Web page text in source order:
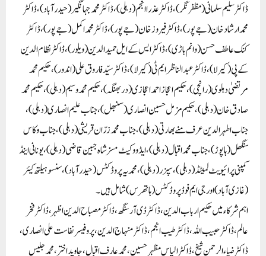
ڈاکٹر سلیم سلمانی (مظفرنگر)، ڈاکٹر عذرا انجم (دہلی)، ڈاکٹر محمد جہانگیر (حیدرآباد)، ڈاکٹر
محمد ارشاد خان (جے پور)، ڈاکٹر فیروز خان (جے پور)، ڈاکٹر محمد اکمل (جے پور)، ڈاکٹر
کنک عاطف حسن (وانم باڑی)، ڈاکٹر ایس کے ایل حمیدالدین (ویلور)، ڈاکٹر نظام الدین
کے پی (کیرلا)، ڈاکٹر عبدالناظر ایم ٹی (کیرلا)، ڈاکٹر سیّد فاروق علی (اندور)، حکیم محمد
مرتضیٰ دہلوی (رانچی)، حکیم اعجاز احمد اعجازی (دربھنگہ)، حکیم محمد وسیم (دہلی)، حکیم محمد
صادق خان (دہلی)، حکیم مزمل حسین انصاری (سنبھل)، جناب علیم انصاری (دہلی)،
جناب اطہرالدین عرف منے بھارتی (دہلی)، جناب محمد زرّان قریشی (دہلی)، جناب وکاس
سنگھل (ہاپوڑ)، جناب محمد اقبال (دہلی)، ایڈووکیٹ مسز شاہ جبین قاضی (دہلی)، یونانی اینڈ
کمپنی پرائیویٹ لمیٹڈ (دہلی)، سپزر (دہلی)، محمدیہ پروڈکٹس (حیدرآباد)، سنسو ہیلتھ کیئر
(غازی آباد) اور جی ایم فوڈ پروڈکٹس (ہاتھرس) شامل ہیں۔
اہم شرکاءمیں حکیم ارباب الدین، ڈاکٹر ڈی آر سنگھ، ڈاکٹر مصباح الدین اظہر، ڈاکٹر فخر
عالم، ڈاکٹر حبیب اللہ، ڈاکٹر طیب انجم، ڈاکٹر منہاج الدین، پروفیسر نفاست علی انصاری،
ڈاکٹر ضیاءالرحمن شیخ، ڈاکٹر الیاس مظہر حسین، محمد عارف اقبال، جاوید اختر، محمد جلیس